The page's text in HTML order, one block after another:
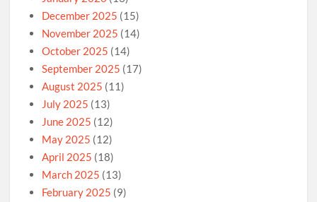
December 2025 (15)
November 2025 (14)
October 2025 (14)
September 2025 (17)
August 2025 (11)
July 2025 (13)
June 2025 (12)
May 2025 (12)
April 2025 (18)
March 2025 (13)
February 2025 (9)